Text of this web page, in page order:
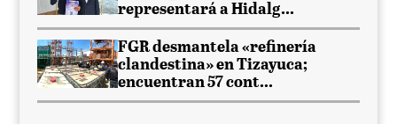
representará a Hidalg...
FGR desmantela «refinería
clandestina» en Tizayuca;
encuentran 57 cont...